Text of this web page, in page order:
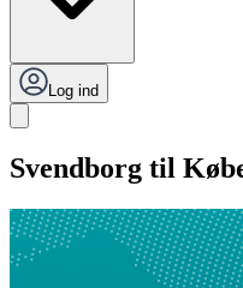
Log ind
Svendborg til